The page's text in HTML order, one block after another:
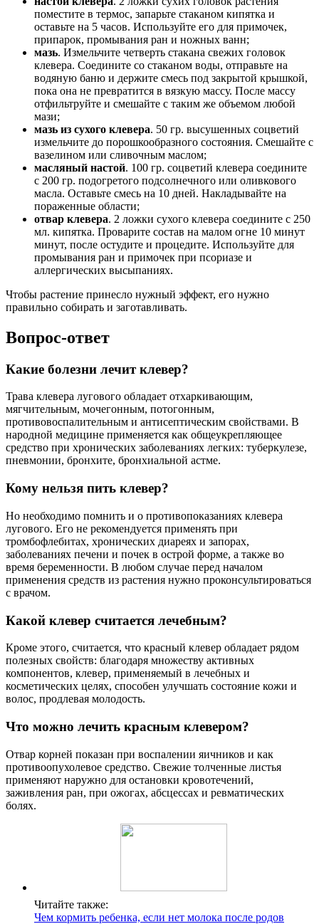
поместите в термос, запарьте стаканом кипятка и
оставьте на 5 часов. Используйте его для примочек,
припарок, промывания ран и ножных ванн;
мазь. Измельчите четверть стакана свежих головок
клевера. Соедините со стаканом воды, отправьте на
водяную баню и держите смесь под закрытой крышкой,
пока она не превратится в вязкую массу. После массу
отфильтруйте и смешайте с таким же объемом любой
мази;
мазь из сухого клевера. 50 гр. высушенных соцветий
измельчите до порошкообразного состояния. Смешайте с
вазелином или сливочным маслом;
масляный настой. 100 гр. соцветий клевера соедините
с 200 гр. подогретого подсолнечного или оливкового
масла. Оставьте смесь на 10 дней. Накладывайте на
пораженные области;
отвар клевера. 2 ложки сухого клевера соедините с 250
мл. кипятка. Проварите состав на малом огне 10 минут
минут, после остудите и процедите. Используйте для
промывания ран и примочек при псориазе и
аллергических высыпаниях.
Чтобы растение принесло нужный эффект, его нужно
правильно собирать и заготавливать.
Вопрос-ответ
Какие болезни лечит клевер?
Трава клевера лугового обладает отхаркивающим,
мягчительным, мочегонным, потогонным,
противовоспалительным и антисептическим свойствами. В
народной медицине применяется как общеукрепляющее
средство при хронических заболеваниях легких: туберкулезе,
пневмонии, бронхите, бронхиальной астме.
Кому нельзя пить клевер?
Но необходимо помнить и о противопоказаниях клевера
лугового. Его не рекомендуется применять при
тромбофлебитах, хронических диареях и запорах,
заболеваниях печени и почек в острой форме, а также во
время беременности. В любом случае перед началом
применения средств из растения нужно проконсультироваться
с врачом.
Какой клевер считается лечебным?
Кроме этого, считается, что красный клевер обладает рядом
полезных свойств: благодаря множеству активных
компонентов, клевер, применяемый в лечебных и
косметических целях, способен улучшать состояние кожи и
волос, продлевая молодость.
Что можно лечить красным клевером?
Отвар корней показан при воспалении яичников и как
противоопухолевое средство. Свежие толченные листья
применяют наружно для остановки кровотечений,
заживления ран, при ожогах, абсцессах и ревматических
болях.
Читайте также:
Чем кормить ребенка, если нет молока после родов